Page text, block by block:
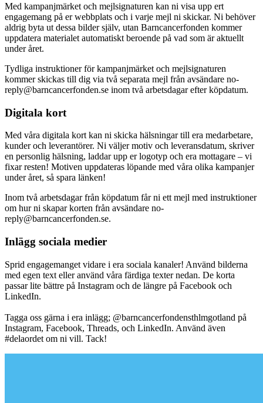
Med kampanjmärket och mejlsignaturen kan ni visa upp ert
engagemang på er webbplats och i varje mejl ni skickar. Ni behöver
aldrig byta ut dessa bilder själv, utan Barncancerfonden kommer
uppdatera materialet automatiskt beroende på vad som är aktuellt
under året.
Tydliga instruktioner för kampanjmärket och mejlsignaturen
kommer skickas till dig via två separata mejl från avsändare no-
reply@barncancerfonden.se inom två arbetsdagar efter köpdatum.
Digitala kort
Med våra digitala kort kan ni skicka hälsningar till era medarbetare,
kunder och leverantörer. Ni väljer motiv och leveransdatum, skriver
en personlig hälsning, laddar upp er logotyp och era mottagare – vi
fixar resten! Motiven uppdateras löpande med våra olika kampanjer
under året, så spara länken!
Inom två arbetsdagar från köpdatum får ni ett mejl med instruktioner
om hur ni skapar korten från avsändare no-
reply@barncancerfonden.se.
Inlägg sociala medier
Sprid engagemanget vidare i era sociala kanaler! Använd bilderna
med egen text eller använd våra färdiga texter nedan. De korta
passar lite bättre på Instagram och de längre på Facebook och
LinkedIn.
Tagga oss gärna i era inlägg; @barncancerfondensthlmgotland på
Instagram, Facebook, Threads, och LinkedIn. Använd även
#delaordet om ni vill. Tack!